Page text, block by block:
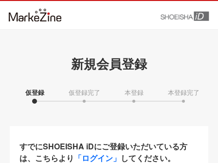
新規会員登録
仮登録 仮登録完了 本登録 本登録完了
すでにSHOEISHA iDにご登録いただいている方
は、こちらより 「ログイン」 してください。